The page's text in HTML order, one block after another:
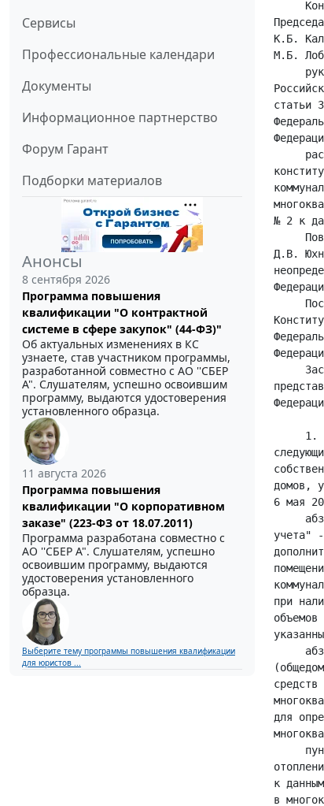
Сервисы
Профессиональные календари
Документы
Информационное партнерство
Форум Гарант
Подборки материалов
Анонсы
8 сентября 2026
Программа повышения
квалификации "О контрактной
системе в сфере закупок" (44-ФЗ)"
Об актуальных изменениях в КС
узнаете, став участником программы,
разработанной совместно с АО ''СБЕР
А". Слушателям, успешно освоившим
программу, выдаются удостоверения
установленного образца.
11 августа 2026
Программа повышения
квалификации "О корпоративном
заказе" (223-ФЗ от 18.07.2011)
Программа разработана совместно с
АО ''СБЕР А". Слушателям, успешно
освоившим программу, выдаются
удостоверения установленного
образца.
Выберите тему программы повышения квалификации
для юристов ...